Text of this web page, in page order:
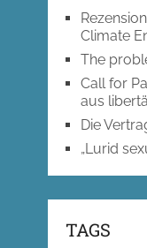
Climate
The
Call for
aus
Die
„Lurid
TAGS